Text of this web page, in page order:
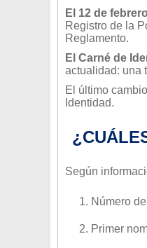
El 12 de
Registro de la
Reglamento.
El Carné de
actualidad: una
El último
Identidad.
Según
1. Número
2. Primer